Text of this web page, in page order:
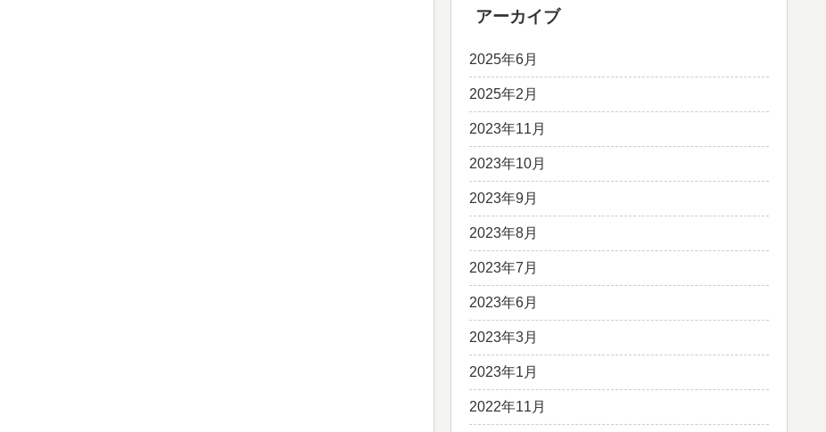
アーカイブ
2025年6月
2025年2月
2023年11月
2023年10月
2023年9月
2023年8月
2023年7月
2023年6月
2023年3月
2023年1月
2022年11月